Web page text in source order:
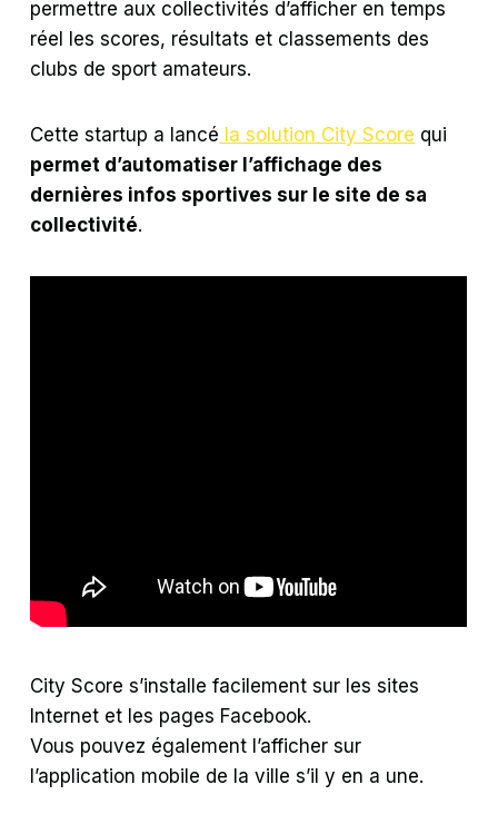
permettre aux collectivités d’afficher en temps
réel les scores, résultats et classements des
clubs de sport amateurs.
Cette startup a lancé la solution City Score qui
permet d’automatiser l’affichage des
dernières infos sportives sur le site de sa
collectivité.
City Score s’installe facilement sur les sites
Internet et les pages Facebook.
Vous pouvez également l’afficher sur
l’application mobile de la ville s’il y en a une.